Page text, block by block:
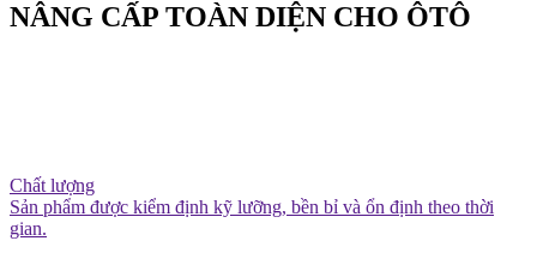
NÂNG CẤP TOÀN DIỆN CHO ÔTÔ
Chất lượng
Sản phẩm được kiểm định kỹ lưỡng, bền bỉ và ổn định theo thời
gian.